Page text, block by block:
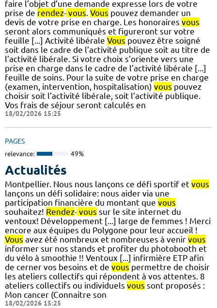
faire l’objet d’une demande expresse lors de votre
prise de rendez- vous. Vous pouvez demander un
devis de votre prise en charge. Les honoraires vous
seront alors communiqués et figureront sur votre
feuille [...] Activité libérale Vous pouvez être soigné
soit dans le cadre de l’activité publique soit au titre de
l’activité libérale. Si votre choix s’oriente vers une
prise en charge dans le cadre de l’activité libérale [...]
feuille de soins. Pour la suite de votre prise en charge
(examen, intervention, hospitalisation) vous pouvez
choisir soit l’activité libérale, soit l’activité publique.
Vos frais de séjour seront calculés en
18/02/2026 15:25
PAGES
relevance: 49%
Actualités
Montpellier. Nous nous lançons ce défi sportif et vous
lançons un défi solidaire: nous aider via une
participation financière du montant que vous
souhaitez! Rendez- vous sur le site internet du
ventoux! Développement [...] large de femmes ! Merci
encore aux équipes du Polygone pour leur accueil !
Vous avez été nombreux et nombreuses à venir vous
informer sur nos stands et profiter du photobooth et
du vélo à smoothie !! Ventoux [...] infirmière ETP afin
de cerner vos besoins et de vous permettre de choisir
les ateliers collectifs qui répondent à vos attentes. 8
ateliers collectifs ou individuels vous sont proposés :
Mon cancer (Connaitre son
18/02/2026 15:25